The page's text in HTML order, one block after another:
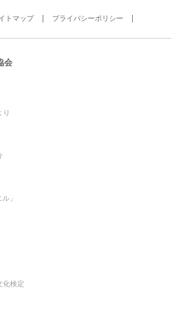
トマップ
プライバシーポリシー
会
り
」
化検定